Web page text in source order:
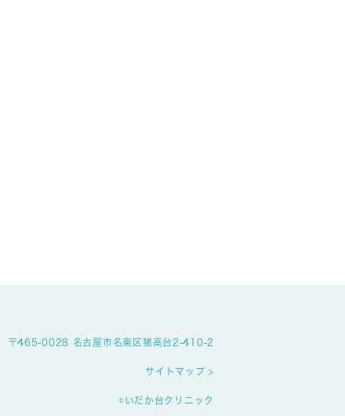
〒465-0028 名古屋市名東区猪高台2-410-2
サイトマップ >
©︎いだか台クリニック